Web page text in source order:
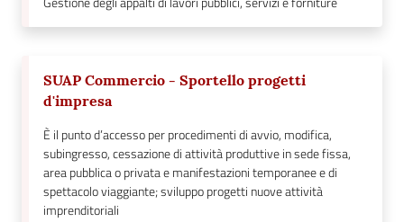
SUAP Commercio - Sportello progetti
d'impresa
È il punto d’accesso per procedimenti di avvio, modifica,
subingresso, cessazione di attività produttive in sede fissa,
area pubblica o privata e manifestazioni temporanee e di
spettacolo viaggiante; sviluppo progetti nuove attività
imprenditoriali